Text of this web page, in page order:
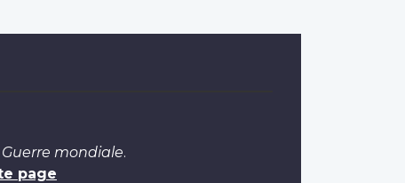
mondiale.
page